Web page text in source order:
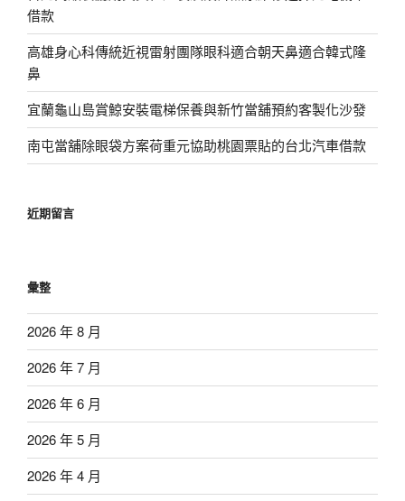
借款
高雄身心科傳統近視雷射團隊眼科適合朝天鼻適合韓式隆
鼻
宜蘭龜山島賞鯨安裝電梯保養與新竹當舖預約客製化沙發
南屯當舖除眼袋方案荷重元協助桃園票貼的台北汽車借款
近期留言
彙整
2026 年 8 月
2026 年 7 月
2026 年 6 月
2026 年 5 月
2026 年 4 月